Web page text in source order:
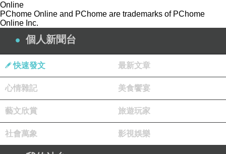
Online
PChome Online and PChome are trademarks of PChome
Online Inc.
個人新聞台
快速發文 最新文章
心情雜記 美食饗宴
藝文欣賞 旅遊玩家
社會萬象 影視娛樂